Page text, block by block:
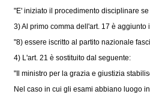
"E' iniziato il procedimento disciplinare se
3) Al primo comma dell'art. 17 è aggiunto
"8) essere iscritto al partito nazionale
4) L'art. 21 è sostituito dal seguente:
"Il ministro per la grazia e giustizia
Nel caso in cui gli esami abbiano luogo in